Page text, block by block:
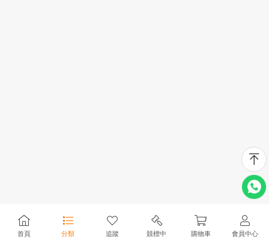
首頁 分類 追蹤 競標中 購物車 會員中心